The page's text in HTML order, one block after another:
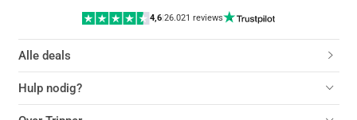
4,6|26.021 reviews
Alle deals
Hulp nodig?